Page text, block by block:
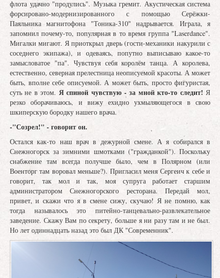
флота удачно "продулись". Музыка гремит. Акустическая система
форсировано-модернизированного с помощью Серёжки-
Паяльника магнитофона "Тоника-310" надрывается. Играла, я
запомнил почему-то, популярная в то время группа "Laserdance".
Мигалки мигают. Я приоткрыл дверь (гости-механики накурили с
соседнего экипажа), и одеваясь, попутно выписываю какое-то
замысловатое "па". Чувствуя себя королём танца. А королева,
естественно, северная прелестница неописуемой красоты. А может
быть, вполне себе описуемой. А может быть, просто фигуристая,
суть не в этом. Я спиной чувствую - за мной кто-то следит! Я
резко оборачиваюсь, и вижу ехидно ухмыляющегося в свою
шкиперскую бородку нашего врача.
-"Созрел!" - говорит он.
Остался как-то наш врач в дежурной смене. А я собирался в
Снежногорск за зимними шмотками ("гражданкой"). Поскольку
снабжение там всегда получше было, чем в Полярном (или
Военторг там воровал меньше?). Пригласил меня Сергеич к себе и
говорит, так мол и так, моя супруга работает старшим
администратором Снежногорского ресторана. Передай мол,
привет, и скажи что я в смене сижу, скучаю! Я не помню, как
тогда называлось это питейно-танцевально-развлекательное
заведение. Скажу Вам по секрету, больше я ни разу там и не был.
Но лет одиннадцать назад это был ДК "Современник".